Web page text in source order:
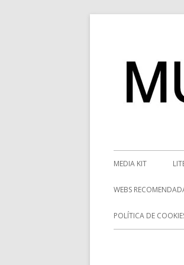
Menú
principal
MEDIA KIT
WEBS
POLÍTICA DE